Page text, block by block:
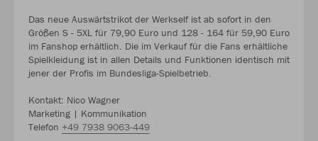
Das neue Auswärtstrikot der Werkself ist ab sofort in den
Größen S - 5XL für 79,90 Euro und 128 - 164 für 59,90 Euro
im Fanshop erhältlich. Die im Verkauf für die Fans erhältliche
Spielkleidung ist in allen Details und Funktionen identisch mit
jener der Profis im Bundesliga-Spielbetrieb.
Kontakt: Nico Wagner
Marketing | Kommunikation
Telefon +49 7938 9063-449